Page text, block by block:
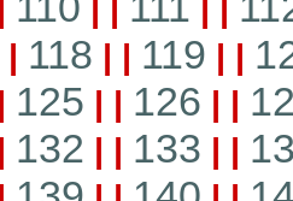
| | | | |
| 118 | | 119 | |
| 125 | | 126 | |
| 132 | | 133 | |